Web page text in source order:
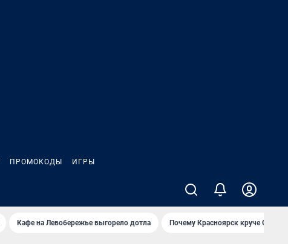
ПРОМОКОДЫ ИГРЫ
Кафе на Левобережье выгорело дотла Почему Красноярск круче Омска